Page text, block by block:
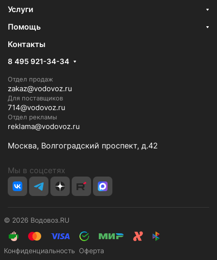
Услуги
Помощь
Контакты
8 495 921-34-34
Отдел продаж
zakaz@vodovoz.ru
Для поставщиков
714@vodovoz.ru
Отдел рекламы
reklama@vodovoz.ru
Москва, Волгоградский проспект, д.42
Мы в соцсетях
© 2026 Водовоз.RU
Конфиденциальность Оферта